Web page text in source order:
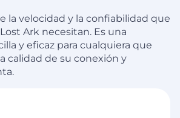
la velocidad y la confiabilidad que
Ark necesitan. Es una
y eficaz para cualquiera que
calidad de su conexión y